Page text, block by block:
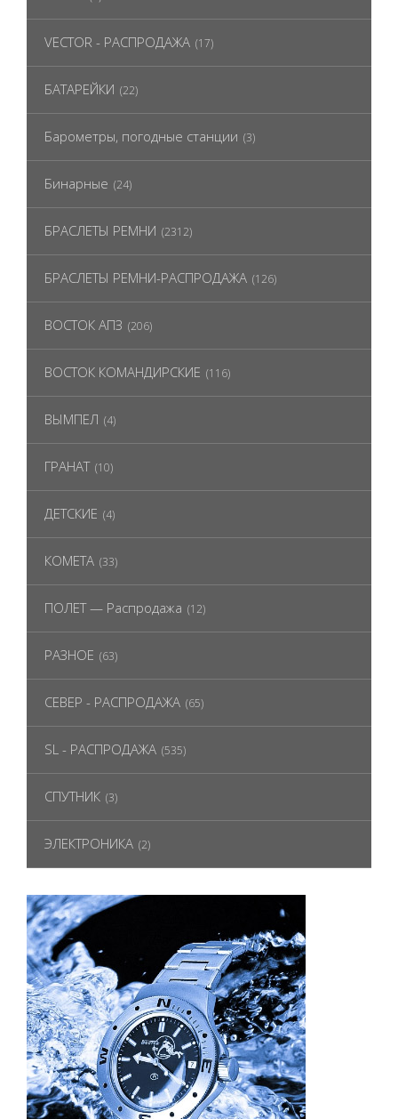
VECTOR - РАСПРОДАЖА (17)
БАТАРЕЙКИ (22)
Барометры, погодные станции (3)
Бинарные (24)
БРАСЛЕТЫ РЕМНИ (2312)
БРАСЛЕТЫ РЕМНИ-РАСПРОДАЖА (126)
ВОСТОК АПЗ (206)
ВОСТОК КОМАНДИРСКИЕ (116)
ВЫМПЕЛ (4)
ГРАНАТ (10)
ДЕТСКИЕ (4)
КОМЕТА (33)
ПОЛЕТ — Распродажа (12)
РАЗНОЕ (63)
СЕВЕР - РАСПРОДАЖА (65)
SL - РАСПРОДАЖА (535)
СПУТНИК (3)
ЭЛЕКТРОНИКА (2)